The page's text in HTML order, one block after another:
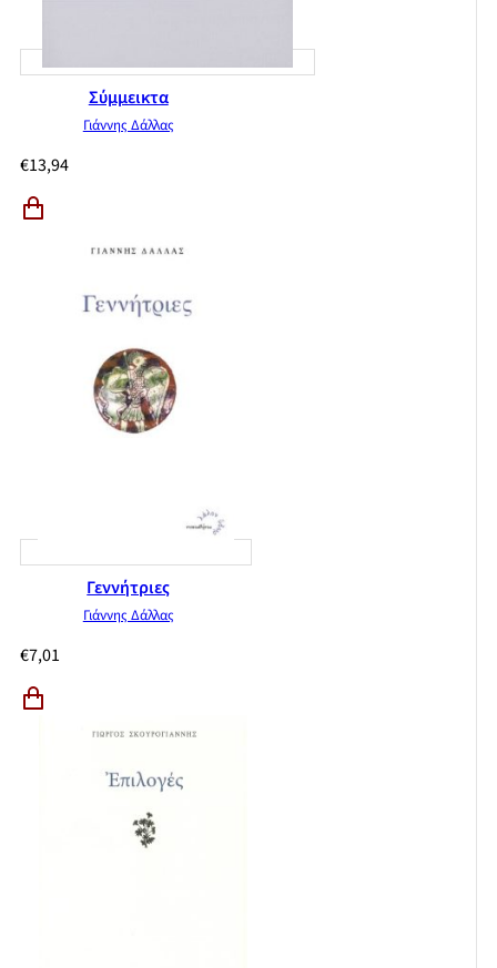
Σύμμεικτα
Γιάννης Δάλλας
€13,94
Γεννήτριες
Γιάννης Δάλλας
€7,01